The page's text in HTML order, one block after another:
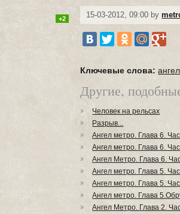
15-03-2012, 09:00 by
+2
Ключевые слова: ангел
Другие,
Человек на рельсах
Разрыв...
Ангел метро. Глава 6.
Ангел метро. Глава 6.
Ангел Метро. Глава 6.
Ангел метро. Глава 5.
Ангел метро. Глава 5.
Ангел метро. Глава
Ангел Метро. Глава 2.